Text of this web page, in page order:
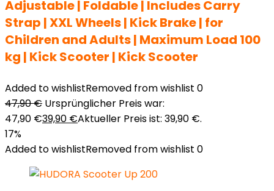
Adjustable | Foldable | Includes Carry
Strap | XXL Wheels | Kick Brake | for
Children and Adults | Maximum Load 100
kg | Kick Scooter | Kick Scooter
Added to wishlistRemoved from wishlist 0
47,90€ Ursprünglicher Preis war:
47,90 €39,90 €Aktueller Preis ist: 39,90 €.
17%
Added to wishlistRemoved from wishlist 0